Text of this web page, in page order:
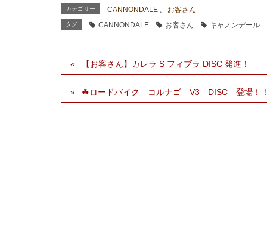
カテゴリー CANNONDALE 、 お客さん
タグ CANNONDALE お客さん キャノンデール
【お客さん】カレラ S フィブラ DISC 発進！
☘ロードバイク コルナゴ V3 DISC 登場！